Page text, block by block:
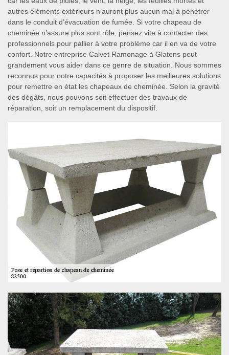
autres éléments extérieurs n’auront plus aucun mal à pénétrer
dans le conduit d’évacuation de fumée. Si votre chapeau de
cheminée n’assure plus sont rôle, pensez vite à contacter des
professionnels pour pallier à votre problème car il en va de votre
confort. Notre entreprise Calvet Ramonage à Glatens peut
grandement vous aider dans ce genre de situation. Nous sommes
reconnus pour notre capacités à proposer les meilleures solutions
pour remettre en état les chapeaux de cheminée. Selon la gravité
des dégâts, nous pouvons soit effectuer des travaux de
réparation, soit un remplacement du dispositif.